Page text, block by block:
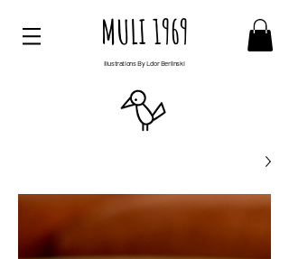
MULI 1969
Illustrations By Ldor Berlinski